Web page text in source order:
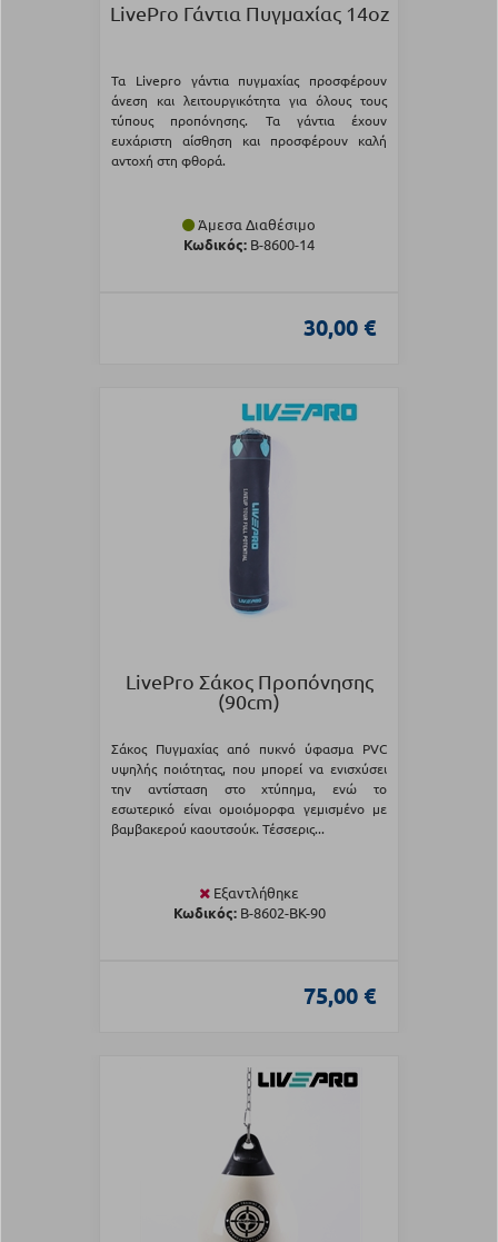
LivePro Γάντια Πυγμαχίας 14oz
Τα Livepro γάντια πυγμαχίας προσφέρουν
άνεση και λειτουργικότητα για όλους τους
τύπους προπόνησης. Τα γάντια έχουν
ευχάριστη αίσθηση και προσφέρουν καλή
αντοχή στη φθορά.
Άμεσα Διαθέσιμο
Κωδικός: Β-8600-14
30,00 €
LivePro Σάκος Προπόνησης
(90cm)
Σάκος Πυγμαχίας από πυκνό ύφασμα PVC
υψηλής ποιότητας, που μπορεί να ενισχύσει
την αντίσταση στο χτύπημα, ενώ το
εσωτερικό είναι ομοιόμορφα γεμισμένο με
βαμβακερού καουτσούκ. Τέσσερις...
Εξαντλήθηκε
Κωδικός:B-8602-BK-90
75,00 €